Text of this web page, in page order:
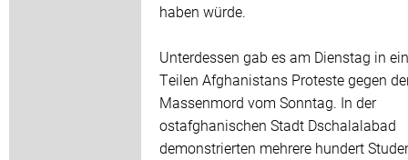
haben würde.
Unterdessen gab es am Dienstag in
Teilen Afghanistans Proteste gegen
Massenmord vom Sonntag. In der
ostafghanischen Stadt Dschalalabad
demonstrierten mehrere hundert